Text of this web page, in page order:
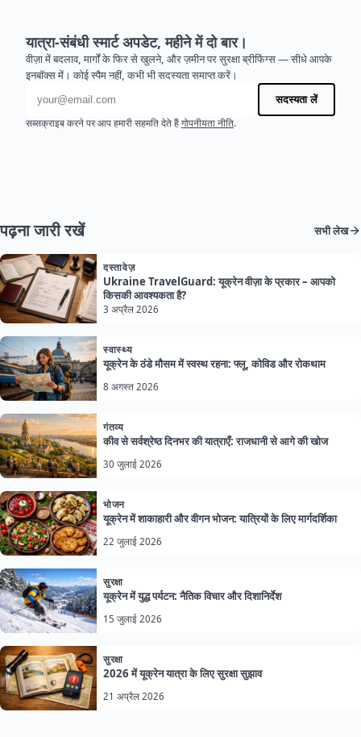
यात्रा-संबंधी स्मार्ट अपडेट, महीने में दो बार।
वीज़ा में बदलाव, मार्गों के फिर से खुलने, और ज़मीन पर सुरक्षा ब्रीफिंग्स — सीधे आपके
इनबॉक्स में। कोई स्पैम नहीं, कभी भी सदस्यता समाप्त करें।
ईमेल पता
सदस्यता लें
सब्सक्राइब करने पर आप हमारी सहमति देते हैं गोपनीयता नीति.
पढ़ना जारी रखें सभी लेख
दस्तावेज़
Ukraine TravelGuard: यूक्रेन वीज़ा के प्रकार – आपको
किसकी आवश्यकता है?
3 अप्रैल 2026
स्वास्थ्य
यूक्रेन के ठंडे मौसम में स्वस्थ रहना: फ्लू, कोविड और रोकथाम
8 अगस्त 2026
गंतव्य
कीव से सर्वश्रेष्ठ दिनभर की यात्राएँ: राजधानी से आगे की खोज
30 जुलाई 2026
भोजन
यूक्रेन में शाकाहारी और वीगन भोजन: यात्रियों के लिए मार्गदर्शिका
22 जुलाई 2026
सुरक्षा
यूक्रेन में युद्ध पर्यटन: नैतिक विचार और दिशानिर्देश
15 जुलाई 2026
सुरक्षा
2026 में यूक्रेन यात्रा के लिए सुरक्षा सुझाव
21 अप्रैल 2026